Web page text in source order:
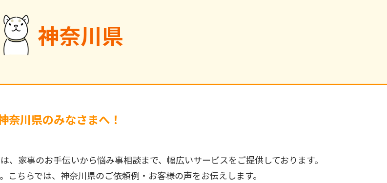
神奈川県
奈川県のみなさまへ！
家事のお手伝いから悩み事相談まで、幅広いサービスをご提供しております。
ちらでは、神奈川県のご依頼例・お客様の声をお伝えします。